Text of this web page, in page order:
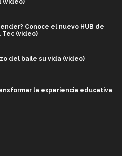
(video)
Conoce el nuevo HUB de
Tec (video)
del baile su vida (video)
la experiencia educativa